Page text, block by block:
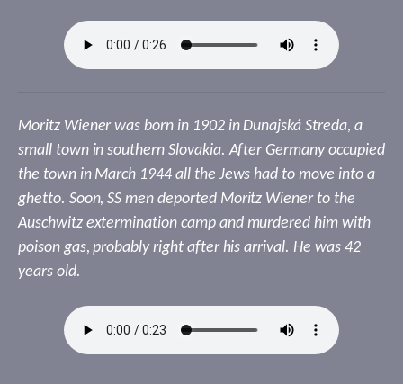
Moritz Wiener was born in 1902 in Dunajská Streda, a
small town in southern Slovakia. After Germany occupied
the town in March 1944 all the Jews had to move into a
ghetto. Soon, SS men deported Moritz Wiener to the
Auschwitz extermination camp and murdered him with
poison gas, probably right after his arrival. He was 42
years old.